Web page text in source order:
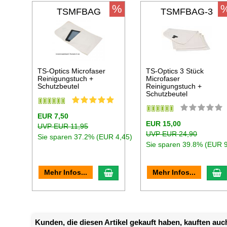
TSMFBAG
TS-Optics Microfaser
Reinigungstuch +
Schutzbeutel
EUR 7,50
UVP EUR 11,95
Sie sparen 37.2% (EUR 4,45)
Mehr Infos... In den Warenkorb
% TSMFBAG-3
TS-Optics 3 Stück
Microfaser
Reinigungstuch +
Schutzbeutel
EUR 15,00
UVP EUR 24,90
Sie sparen 39.8% (EUR
Mehr Infos...
Kunden, die diesen Artikel gekauft haben, kauften